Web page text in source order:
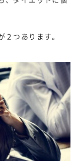
つあります。